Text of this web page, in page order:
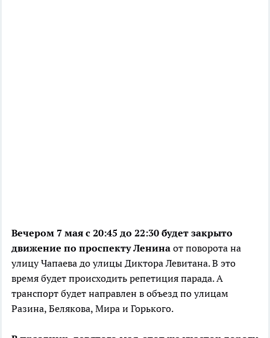
Вечером 7 мая с 20:45 до 22:30 будет закрыто
движение по проспекту Ленина от поворота на
улицу Чапаева до улицы Диктора Левитана. В это
время будет происходить репетиция парада. А
транспорт будет направлен в объезд по улицам
Разина, Белякова, Мира и Горького.